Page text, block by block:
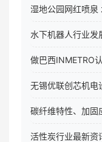
湿地公园网红喷泉
水下机器人行业发
做巴西INMETRO
无锡优联创芯机电
碳纤维特性、加固
活性炭行业最新资